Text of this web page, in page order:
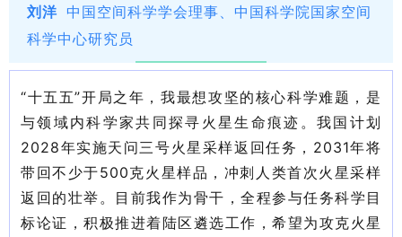
刘洋 中国空间科学学会理事、中国科学院国家空间
科学中心研究员
“十五五”开局之年，我最想攻坚的核心科学难题，是
与领域内科学家共同探寻火星生命痕迹。我国计划
2028年实施天问三号火星采样返回任务，2031年将
带回不少于500克火星样品，冲刺人类首次火星采样
返回的壮举。目前我作为骨干，全程参与任务科学目
标论证，积极推进着陆区遴选工作，希望为攻克火星